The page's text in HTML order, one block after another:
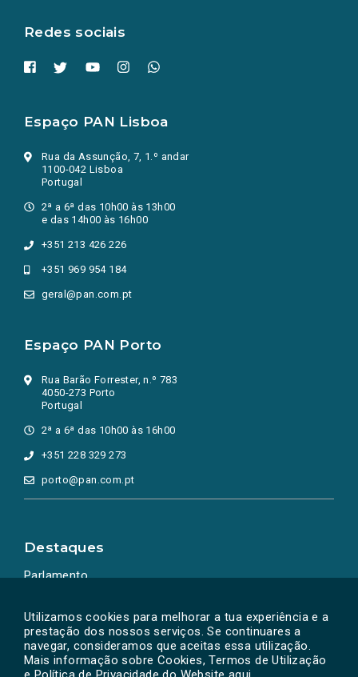
Utilizamos cookies para melhorar a tua experiência e a
prestação dos nossos serviços. Se continuares a
navegar, consideramos que aceitas essa utilização.
Mais informação sobre Cookies, Termos de Utilização
Redes sociais
Espaço PAN Lisboa
Rua da Assunção, 7, 1.º andar
1100-042 Lisboa
Portugal
2ª a 6ª das 10h00 às 13h00
e das 14h00 às 16h00
+351 213 426 226
+351 969 954 184
geral@pan.com.pt
Espaço PAN Porto
Rua Barão Forrester, n.º 783
4050-273 Porto
Portugal
2ª a 6ª das 10h00 às 16h00
+351 228 329 273
porto@pan.com.pt
Destaques
Parlamento